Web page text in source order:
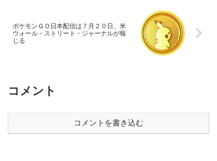
ポケモンＧＯ日本配信は７月２０日、米
ウォール・ストリート・ジャーナルが報
じる
コメント
コメントを書き込む